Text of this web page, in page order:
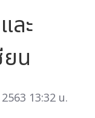
ละ
ยน
13:32 น.